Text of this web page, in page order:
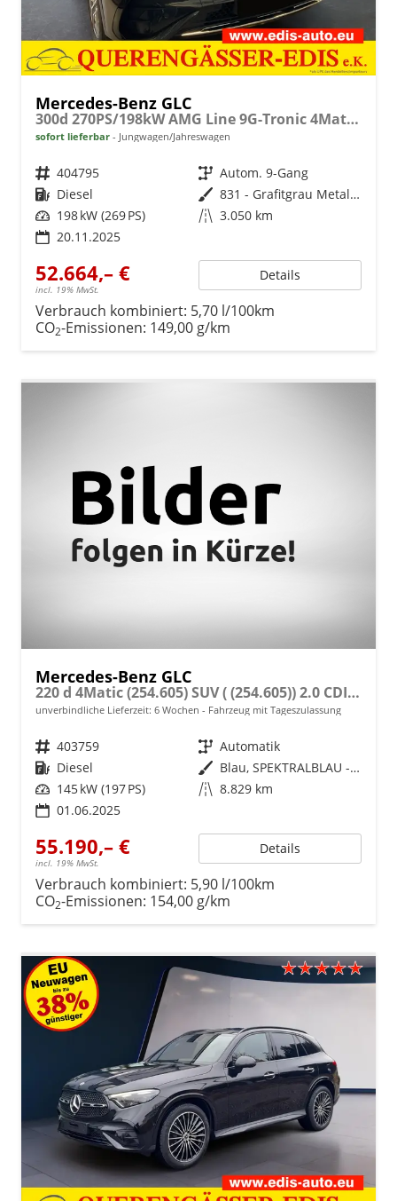
Mercedes-Benz GLC
300d 270PS/198kW AMG Line 9G-Tronic 4Matic 2026 +AHK +AMG-Felgen +Fahren Assistent Paket +Distronic Plus
sofort lieferbar Jungwagen/Jahreswagen
Fahrzeugnr. 404795 Getriebe Autom. 9-Gang
Kraftstoff Diesel Außenfarbe
831 - Grafitgrau Metalliclack
Leistung 198 kW (269 PS) Kilometerstand 3.050 km
20.11.2025
52.664,– €
incl. 19% MwSt.
Details
Verbrauch kombiniert: 5,70 l/100km
CO2-Emissionen: 149,00 g/km
Mercedes-Benz GLC
220 d 4Matic (254.605) SUV ( (254.605)) 2.0 CDI 145kW (197 PS) 9-Stufen Automatikgetriebe
unverbindliche Lieferzeit: 6 Wochen Fahrzeug mit Tageszulassung
Fahrzeugnr. 403759 Getriebe Automatik
Kraftstoff Diesel Außenfarbe
Blau, SPEKTRALBLAU - METALLICLACK (970)
Leistung 145 kW (197 PS) Kilometerstand 8.829 km
01.06.2025
55.190,– €
incl. 19% MwSt.
Details
Verbrauch kombiniert: 5,90 l/100km
CO2-Emissionen: 154,00 g/km